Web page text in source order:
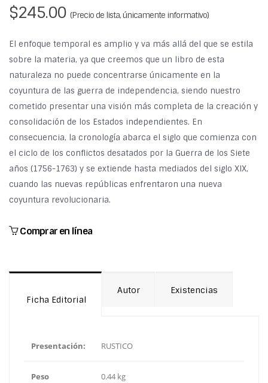
$245.00 (Precio de lista, únicamente informativo)
El enfoque temporal es amplio y va más allá del que se estila
sobre la materia, ya que creemos que un libro de esta
naturaleza no puede concentrarse únicamente en la
coyuntura de las guerra de independencia, siendo nuestro
cometido presentar una visión más completa de la creación y
consolidación de los Estados independientes. En
consecuencia, la cronología abarca el siglo que comienza con
el ciclo de los conflictos desatados por la Guerra de los Siete
años (1756-1763) y se extiende hasta mediados del siglo XIX,
cuando las nuevas repúblicas enfrentaron una nueva
coyuntura revolucionaria.
Comprar en línea
Ficha Editorial
Autor Existencias
Presentación: RUSTICO
Peso 0.44 kg